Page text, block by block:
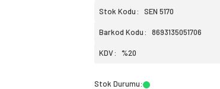
Stok Kodu SEN 5170
Barkod Kodu 8693135051706
KDV %20
Stok Durumu: